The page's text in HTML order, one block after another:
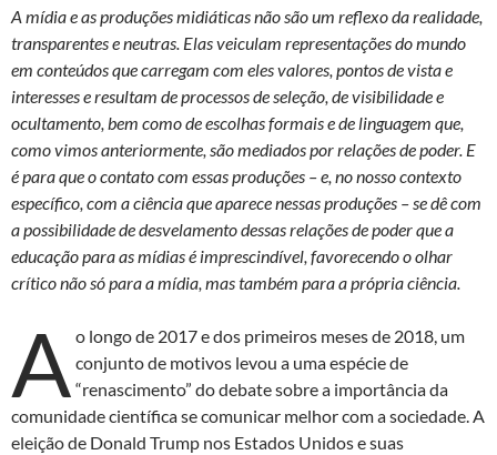
d
o
n
b
o
o
k
s
A
p
p
A mídia e as produções midiáticas não são um reflexo da realidade,
transparentes e neutras. Elas veiculam representações do mundo
em conteúdos que carregam com eles valores, pontos de vista e
interesses e resultam de processos de seleção, de visibilidade e
ocultamento, bem como de escolhas formais e de linguagem que,
como vimos anteriormente, são mediados por relações de poder. E
é para que o contato com essas produções – e, no nosso contexto
específico, com a ciência que aparece nessas produções – se dê com
a possibilidade de desvelamento dessas relações de poder que a
educação para as mídias é imprescindível, favorecendo o olhar
crítico não só para a mídia, mas também para a própria ciência.
A o longo de 2017 e dos primeiros meses de 2018, um
conjunto de motivos levou a uma espécie de
“renascimento” do debate sobre a importância da
comunidade científica se comunicar melhor com a sociedade. A
eleição de Donald Trump nos Estados Unidos e suas